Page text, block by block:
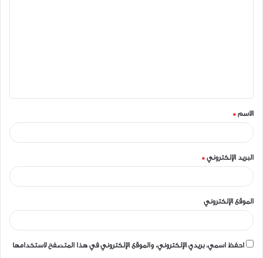
ق
*الاسم *
البريد الإلكتروني *
الموقع الإلكتروني
احفظ اسمي، بريدي الإلكتروني، والموقع الإلكتروني في هذا المتصفح لاستخدامها